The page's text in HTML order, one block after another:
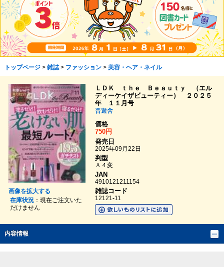
トップページ> 雑誌> ファッション> 美容・ヘア・ネイル
画像を拡大する
在庫状況：現在ご注文いた
だけません
ＬＤＫ ｔｈｅ Ｂｅａｕｔｙ （エル
ディーケイザビューティー） ２０２５
年 １１月号
晋遊舎
価格
750円
発売日
2025年09月22日
判型
Ａ４変
JAN
4910121211154
雑誌コード
12121-11
内容情報